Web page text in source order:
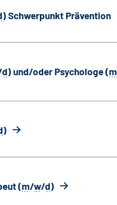
) Schwerpunkt Prävention
d) und/oder Psychologe (m
)
(m/w/d)